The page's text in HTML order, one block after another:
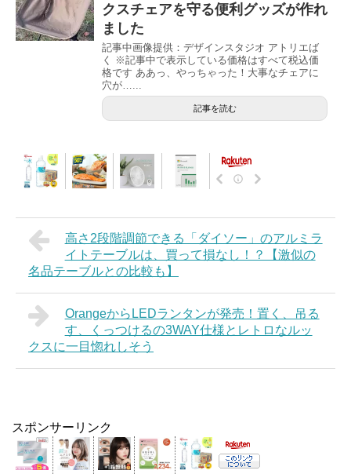
クスチェアを守る便利グッズが作れ
ました
記事中画像提供：デザインスタジオ アトリエば
く ※記事中で表示している価格はすべて税込価
格です ああっ、やっちゃった！大事なチェアに
穴が…...
記事を読む
高さ2段階調節できる「ダイソー」のアルミラ
イトテーブルは、買って損なし！？【激似の
名品テーブルとの比較も】
OrangeからLEDランタンが発売！置く、吊る
す、くっつけるの3WAY仕様とレトロなルッ
クスに一目惚れしそう
スポンサーリンク